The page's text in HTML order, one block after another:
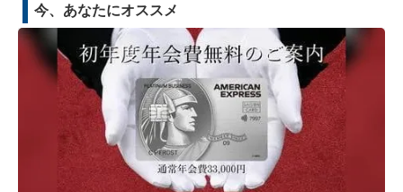
今、あなたにオススメ